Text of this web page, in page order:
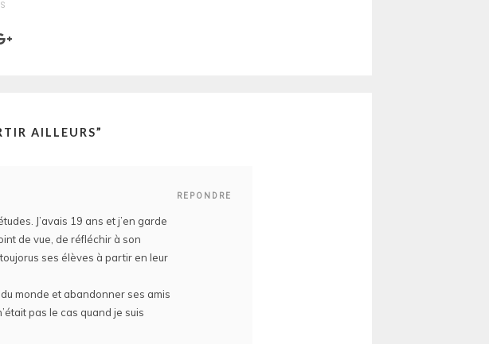
AILLEURS”
REPONDRE
J’avais 19 ans et j’en garde
de vue, de réfléchir à son
ses élèves à partir en leur
monde et abandonner ses amis
pas le cas quand je suis